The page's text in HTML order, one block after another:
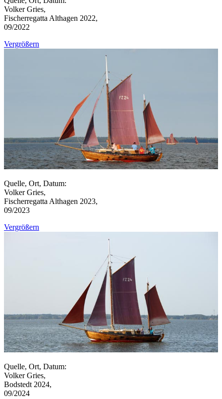
Volker Gries,
Fischerregatta Althagen 2022,
09/2022
Vergrößern
Quelle, Ort, Datum:
Volker Gries,
Fischerregatta Althagen 2023,
09/2023
Vergrößern
Quelle, Ort, Datum:
Volker Gries,
Bodstedt 2024,
09/2024